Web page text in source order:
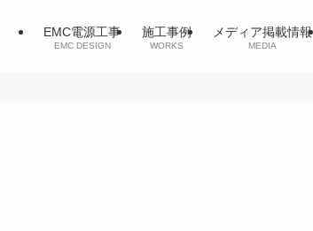
EMC電源工事
EMC DESIGN
施工事例
WORKS
メディア掲載情報
MEDIA